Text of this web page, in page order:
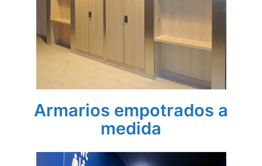
Armarios empotrados a
medida